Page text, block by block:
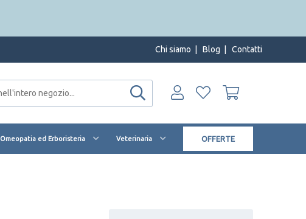
Chi siamo Blog Contatti
Omeopatia ed Erboristeria Veterinaria OFFERTE